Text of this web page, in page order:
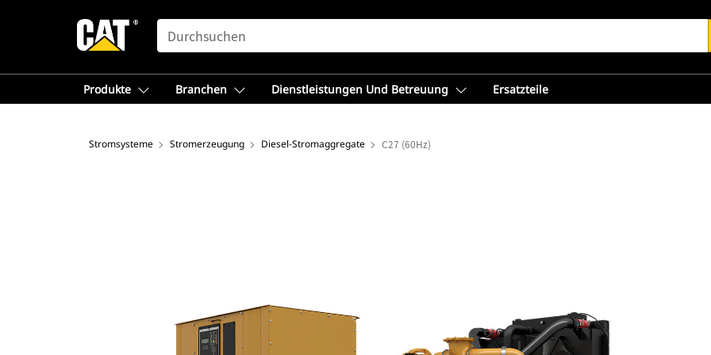
SEARCH
Produkte Branchen Dienstleistungen Und Betreuung Ersatzteile
Stromsysteme Stromerzeugung Diesel-Stromaggregate C27 (60Hz)